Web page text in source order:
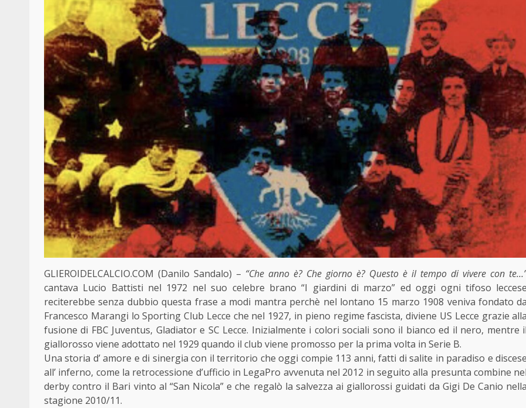
GLIEROIDELCALCIO.COM (Danilo Sandalo) – “Che anno è? Che giorno è? Questo è il tempo di vivere con
cantava Lucio Battisti nel 1972 nel suo celebre brano “I giardini di marzo” ed oggi ogni tifoso leccese
reciterebbe senza dubbio questa frase a modi mantra perchè nel lontano 15 marzo 1908 veniva fondato da
Francesco Marangi lo Sporting Club Lecce che nel 1927, in pieno regime fascista, diviene US Lecce grazie alla
fusione di FBC Juventus, Gladiator e SC Lecce. Inizialmente i colori sociali sono il bianco ed il nero, mentre il
giallorosso viene adottato nel 1929 quando il club viene promosso per la prima volta in Serie B.
Una storia d’ amore e di sinergia con il territorio che oggi compie 113 anni, fatti di salite in paradiso e discese
all’ inferno, come la retrocessione d’ufficio in LegaPro avvenuta nel 2012 in seguito alla presunta combine nel
derby contro il Bari vinto al “San Nicola” e che regalò la salvezza ai giallorossi guidati da Gigi De Canio nella
stagione 2010/11.